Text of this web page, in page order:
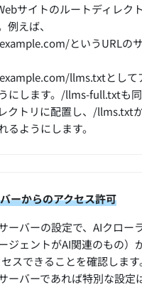
サイトのルートディレク
例えば、
というURLの
llms.txtとして
にします。/llms-full.txtも
クトリに配置し、/llms.txt
るようにします。
ーからのアクセス許可
ーバーの設定で、AIクロー
ジェントがAI関連のもの）
スできることを確認します
ーバーであれば特別な設定